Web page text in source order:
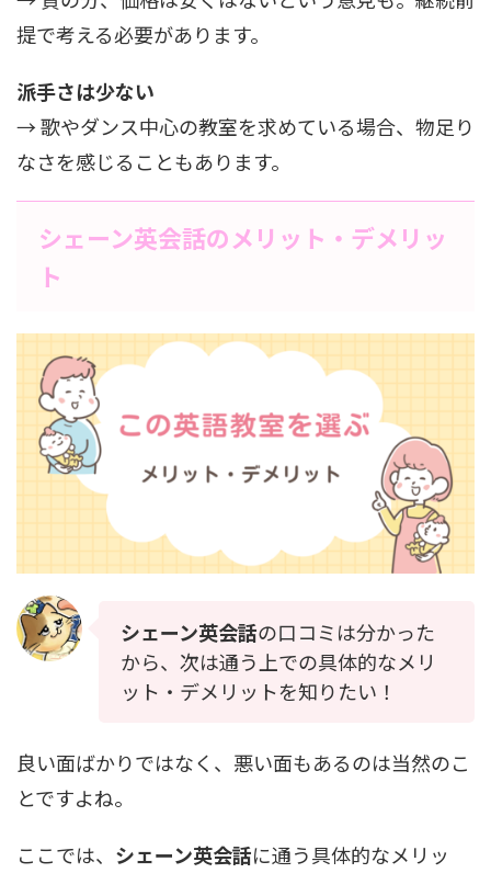
提で考える必要があります。
派手さは少ない
→ 歌やダンス中心の教室を求めている場合、物足り
なさを感じることもあります。
シェーン英会話のメリット・デメリッ
ト
シェーン英会話の口コミは分かった
から、次は通う上での具体的なメリ
ット・デメリットを知りたい！
良い面ばかりではなく、悪い面もあるのは当然のこ
とですよね。
ここでは、 シェーン英会話に通う具体的なメリッ